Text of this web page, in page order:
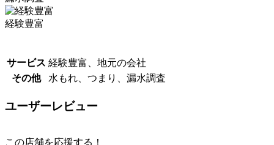
経験豊富
サービス 経験豊富、地元の会社
その他
水もれ、つまり、漏水調査
ユーザーレビュー
この店舗を応援する！